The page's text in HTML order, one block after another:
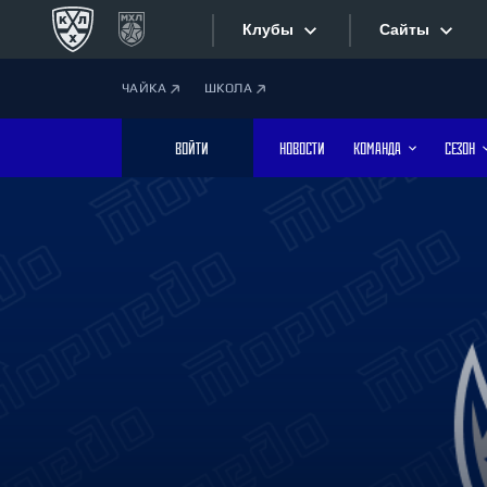
Клубы
Дивизион Боброва
Лада
Сайты
Фотобанк
ЧАЙКА ШКОЛА
ВОЙТИ НОВОСТИ КОМАНДА СЕЗОН